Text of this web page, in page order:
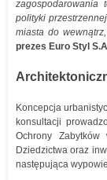
zagospodarowania
polityki
miasta do
prezes Euro Styl
Koncepcja
konsultacji
Ochrony Zabytków
Dziedzictwa oraz
następująca